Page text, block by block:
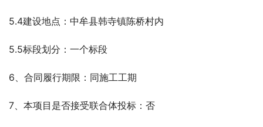
5.4建设地点：中牟县韩寺镇陈桥村内
5.5标段划分：一个标段
6、合同履行期限：同施工工期
7、本项目是否接受联合体投标：否